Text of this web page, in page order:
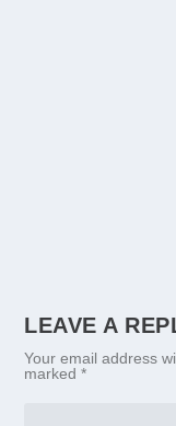
LEAVE A
Your email address
marked*